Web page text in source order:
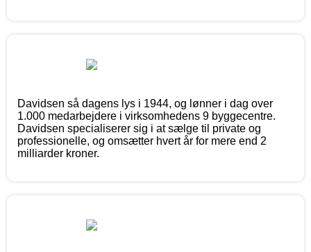
Davidsen så dagens lys i 1944, og lønner i dag over
1.000 medarbejdere i virksomhedens 9 byggecentre.
Davidsen specialiserer sig i at sælge til private og
professionelle, og omsætter hvert år for mere end 2
milliarder kroner.